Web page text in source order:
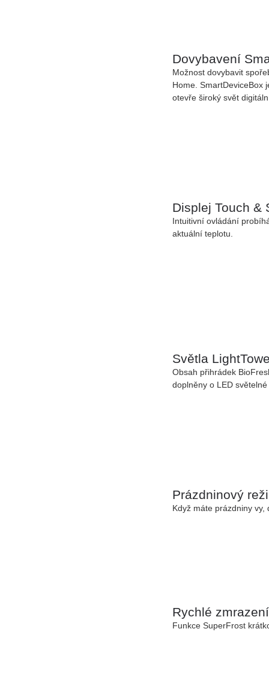
Dovybavení
Možnost dovybavit
Home. SmartDeviceBox
otevře široký svět
Displej Touch &
Intuitivní ovládání
aktuální teplotu.
Světla
Obsah přihrádek
doplněny o LED
Prázdninový
Když máte prázdniny
Rychlé zmrazení
Funkce SuperFrost